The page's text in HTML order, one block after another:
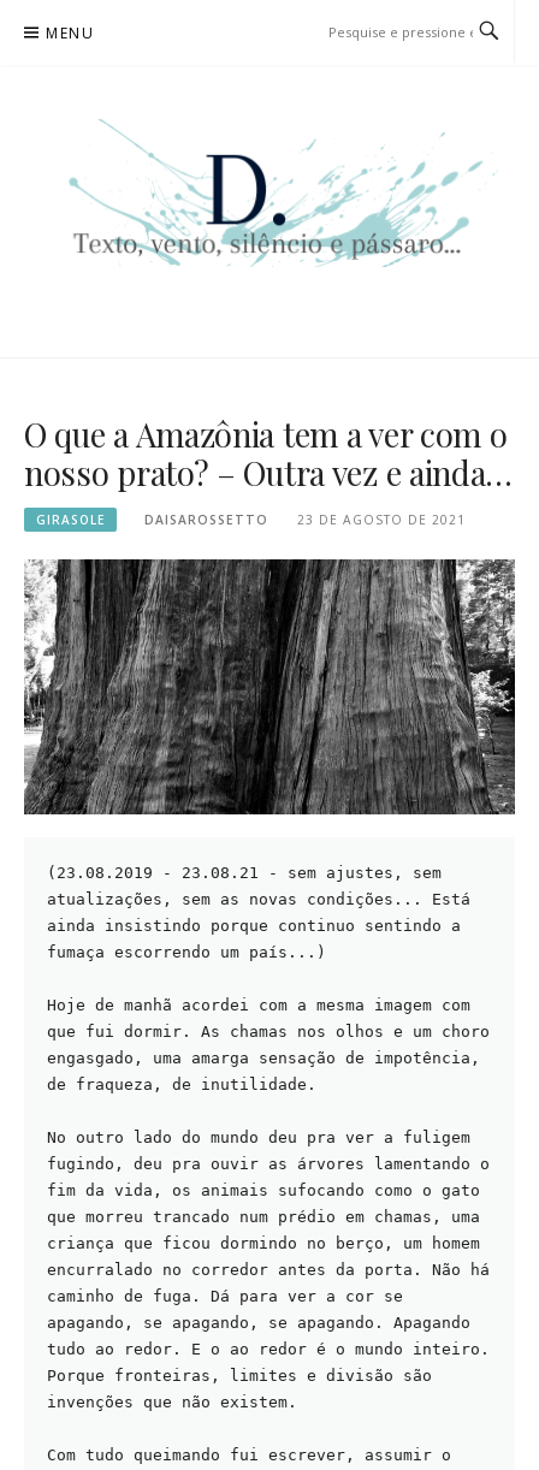
para MENU
O que a Amazônia tem a ver com o
nosso prato? – Outra vez e ainda…
GIRASOLE DAISAROSSETTO 23 DE AGOSTO DE 2021
(23.08.2019 - 23.08.21 - sem ajustes, sem
atualizações, sem as novas condições... Está
ainda insistindo porque continuo sentindo a
fumaça escorrendo um país...)
Hoje de manhã acordei com a mesma imagem com
que fui dormir. As chamas nos olhos e um choro
engasgado, uma amarga sensação de impotência,
de fraqueza, de inutilidade.
No outro lado do mundo deu pra ver a fuligem
fugindo, deu pra ouvir as árvores lamentando o
fim da vida, os animais sufocando como o gato
que morreu trancado num prédio em chamas, uma
criança que ficou dormindo no berço, um homem
encurralado no corredor antes da porta. Não há
caminho de fuga. Dá para ver a cor se
apagando, se apagando, se apagando. Apagando
tudo ao redor. E o ao redor é o mundo inteiro.
Porque fronteiras, limites e divisão são
invenções que não existem.
Com tudo queimando fui escrever, assumir o